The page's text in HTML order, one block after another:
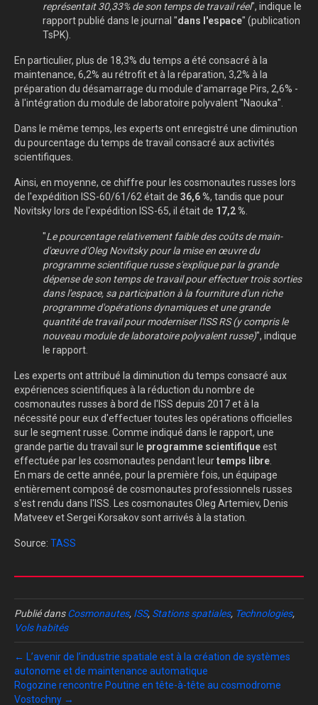
représentait 30,33% de son temps de travail réel", indique le
rapport publié dans le journal "dans l'espace" (publication
TsPK).
En particulier, plus de 18,3% du temps a été consacré à la
maintenance, 6,2% au rétrofit et à la réparation, 3,2% à la
préparation du désamarrage du module d'amarrage Pirs, 2,6% -
à l'intégration du module de laboratoire polyvalent "Naouka".
Dans le même temps, les experts ont enregistré une diminution
du pourcentage du temps de travail consacré aux activités
scientifiques.
Ainsi, en moyenne, ce chiffre pour les cosmonautes russes lors
de l'expédition ISS-60/61/62 était de 36,6 %, tandis que pour
Novitsky lors de l'expédition ISS-65, il était de 17,2 %.
"Le pourcentage relativement faible des coûts de main-
d'œuvre d'Oleg Novitsky pour la mise en œuvre du
programme scientifique russe s'explique par la grande
dépense de son temps de travail pour effectuer trois sorties
dans l'espace, sa participation à la fourniture d'un riche
programme d'opérations dynamiques et une grande
quantité de travail pour moderniser l'ISS RS (y compris le
nouveau module de laboratoire polyvalent russe)", indique
le rapport.
Les experts ont attribué la diminution du temps consacré aux
expériences scientifiques à la réduction du nombre de
cosmonautes russes à bord de l'ISS depuis 2017 et à la
nécessité pour eux d'effectuer toutes les opérations officielles
sur le segment russe. Comme indiqué dans le rapport, une
grande partie du travail sur le programme scientifiqueest
effectuée par les cosmonautes pendant leurtemps libre.
En mars de cette année, pour la première fois, un équipage
entièrement composé de cosmonautes professionnels russes
s'est rendu dans l'ISS. Les cosmonautes Oleg Artemiev, Denis
Matveev et Sergei Korsakov sont arrivés à la station.
Source: TASS
Publié dansCosmonautes, ISS, Stations spatiales, Technologies,
Vols habités
← L’avenir de l’industrie spatiale est à la création de systèmes
autonome et de maintenance automatique
Rogozine rencontre Poutine en tête-à-tête au cosmodrome
Vostochny →